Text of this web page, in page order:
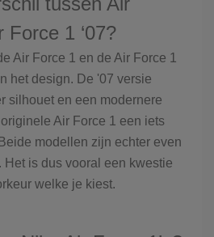
Force 1 ‘07?
Air Force 1 en de Air Force 1
het design. De '07 versie
silhouet en een modernere
Air Force 1 een iets
modellen zijn echter even
Het is dus vooral een kwestie
welke je kiest.